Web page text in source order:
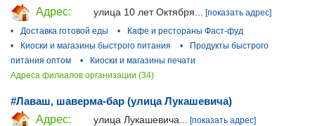
Адрес:
улица 10 лет Октября...
[показать адрес]
•
Доставка готовой еды •
Кафе и рестораны Фаст-фуд
•
Киоски и магазины быстрого питания •
Продукты быстрого
питания оптом
•
Киоски и магазины печати
Адреса филиалов организации (34)
#Лаваш, шаверма-бар (улица Лукашевича)
Адрес:
улица Лукашевича...
[показать адрес]